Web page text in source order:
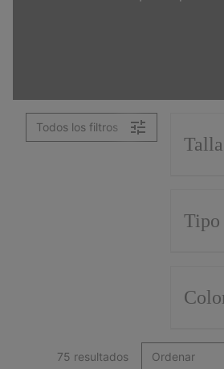
Todos los filtros
Talla
Tipo
75 resultados Ordenar